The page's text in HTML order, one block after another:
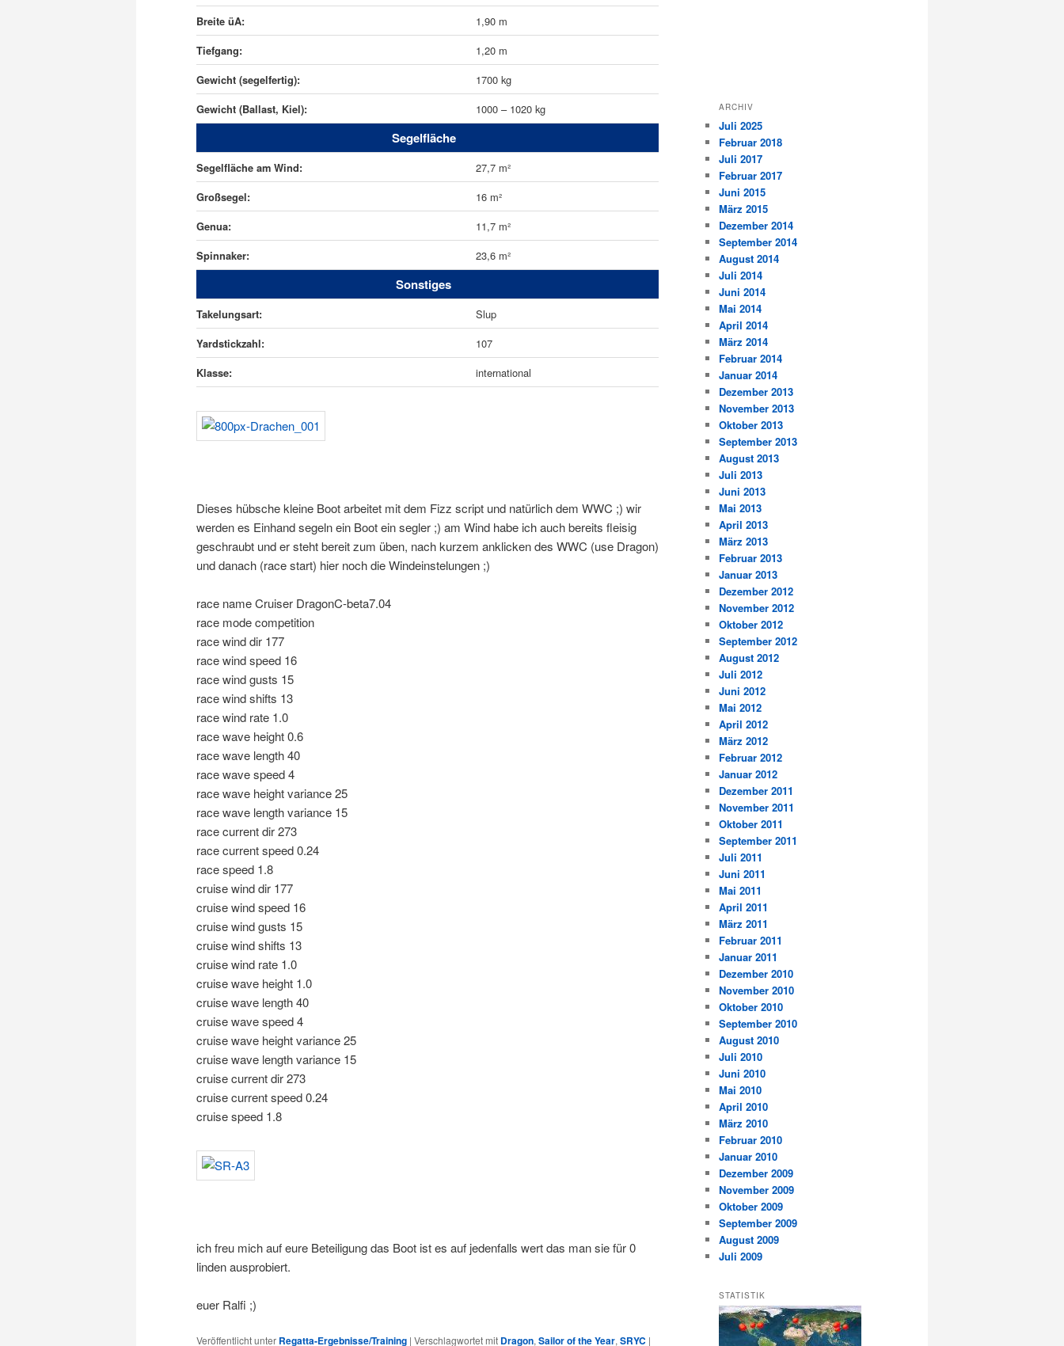
Breite üA:
1,90 m
Tiefgang:
1,20 m
Gewicht (segelfertig):
1700 kg
Gewicht (Ballast, Kiel):
1000 – 1020 kg
Segelfläche
Segelfläche am Wind:
27,7 m²
Großsegel:
16 m²
Genua:
11,7 m²
Spinnaker:
23,6 m²
Sonstiges
Takelungsart:
Slup
Yardstickzahl:
107
Klasse:
international
Dieses hübsche kleine Boot arbeitet mit dem Fizz script und natürlich dem WWC ;) wir
werden es Einhand segeln ein Boot ein segler ;) am Wind habe ich auch bereits fleisig
geschraubt und er steht bereit zum üben, nach kurzem anklicken des WWC (use Dragon)
und danach (race start) hier noch die Windeinstelungen ;)
race name Cruiser DragonC-beta7.04
race mode competition
race wind dir 177
race wind speed 16
race wind gusts 15
race wind shifts 13
race wind rate 1.0
race wave height 0.6
race wave length 40
race wave speed 4
race wave height variance 25
race wave length variance 15
race current dir 273
race current speed 0.24
race speed 1.8
cruise wind dir 177
cruise wind speed 16
cruise wind gusts 15
cruise wind shifts 13
cruise wind rate 1.0
cruise wave height 1.0
cruise wave length 40
cruise wave speed 4
cruise wave height variance 25
cruise wave length variance 15
cruise current dir 273
cruise current speed 0.24
cruise speed 1.8
ich freu mich auf eure Beteiligung das Boot ist es auf jedenfalls wert das man sie für 0
linden ausprobiert.
euer Ralfi ;)
Veröffentlicht unter Regatta-Ergebnisse/Training | Verschlagwortet mit Dragon, Sailor of the Year, SRYC |
ARCHIV
Juli 2025
Februar 2018
Juli 2017
Februar 2017
Juni 2015
März 2015
Dezember 2014
September 2014
August 2014
Juli 2014
Juni 2014
Mai 2014
April 2014
März 2014
Februar 2014
Januar 2014
Dezember 2013
November 2013
Oktober 2013
September 2013
August 2013
Juli 2013
Juni 2013
Mai 2013
April 2013
März 2013
Februar 2013
Januar 2013
Dezember 2012
November 2012
Oktober 2012
September 2012
August 2012
Juli 2012
Juni 2012
Mai 2012
April 2012
März 2012
Februar 2012
Januar 2012
Dezember 2011
November 2011
Oktober 2011
September 2011
Juli 2011
Juni 2011
Mai 2011
April 2011
März 2011
Februar 2011
Januar 2011
Dezember 2010
November 2010
Oktober 2010
September 2010
August 2010
Juli 2010
Juni 2010
Mai 2010
April 2010
März 2010
Februar 2010
Januar 2010
Dezember 2009
November 2009
Oktober 2009
September 2009
August 2009
Juli 2009
STATISTIK